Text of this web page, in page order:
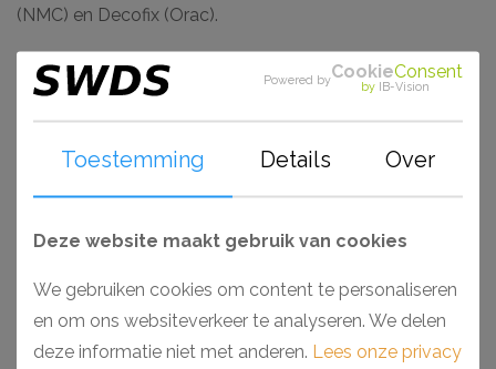
(NMC) en Decofix (Orac).
Waarom kiezen voor een Arstyl plafondlijst?
- Hoogwaardig polyurethaan (PU)
- Voorgeschilderd en stootvast
- Te combineren met schilderij ophangsysteem
Gerelateerde
Powered byCookieConsent
by IB-Vision
Toestemming Details Over
Deze website maakt gebruik van cookies
We gebruiken cookies om content te personaliseren
en om ons websiteverkeer te analyseren. We delen
deze informatie niet met anderen. Lees onze privacy